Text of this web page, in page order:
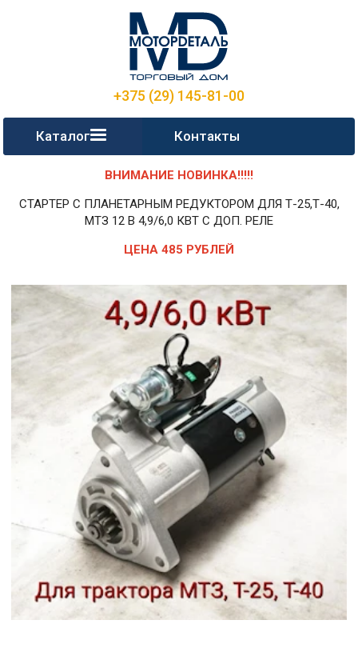
+375 (29) 145-81-00
Каталог Контакты
ВНИМАНИЕ НОВИНКА!!!!!
СТАРТЕР С ПЛАНЕТАРНЫМ РЕДУКТОРОМ ДЛЯ Т-25,Т-40,
МТЗ 12 В 4,9/6,0 КВТ С ДОП. РЕЛЕ
ЦЕНА 485 РУБЛЕЙ